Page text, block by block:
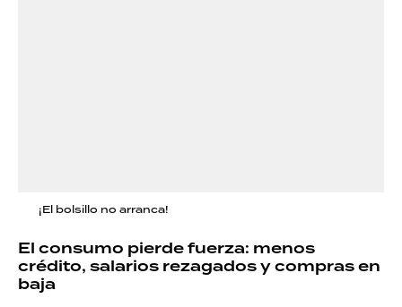
¡El bolsillo no arranca!
El consumo pierde fuerza: menos
crédito, salarios rezagados y compras en
baja